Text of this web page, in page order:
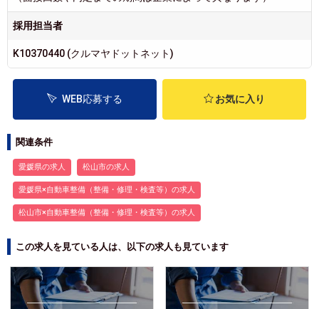
採用担当者
K10370440 (クルマヤドットネット)
WEB応募する お気に入り
関連条件
愛媛県の求人 松山市の求人
愛媛県×自動車整備（整備・修理・検査等）の求人
松山市×自動車整備（整備・修理・検査等）の求人
この求人を見ている人は、以下の求人も見ています